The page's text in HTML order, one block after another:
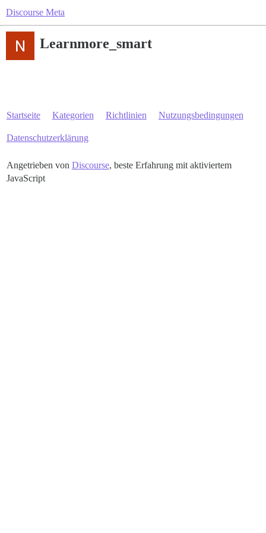
Discourse Meta
Learnmore_smart
Startseite Kategorien Richtlinien Nutzungsbedingungen
Datenschutzerklärung
Angetrieben von Discourse, beste Erfahrung mit aktiviertem
JavaScript